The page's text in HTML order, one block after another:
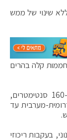
שינוי של ממש
קלה בהרים
הים התיכון יהיה גלי עד גבה-גלים וגובהו 160-80 סנטימטרים,
תהיה רוח דרומית-מערבית עד
בעקבות ריכוזי